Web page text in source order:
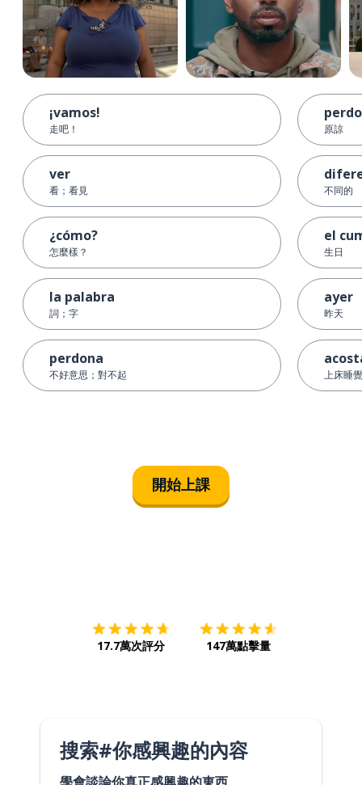
¡vamos!
走吧！
ver
看；看見
¿cómo?
怎麼樣？
la palabra
詞；字
perdona
不好意思；對不起
原諒
不同的
el
生日
ayer
昨天
上床睡覺
開始上課
17.7萬次評分 147萬點擊量
搜索#你感興趣的內容